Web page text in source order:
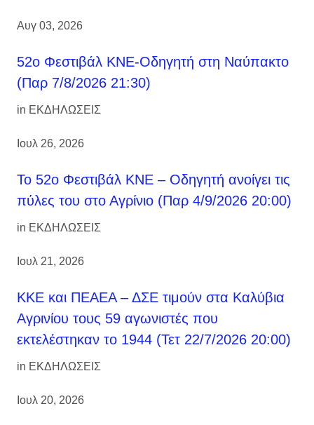
Αυγ 03, 2026
52ο Φεστιβάλ ΚΝΕ-Οδηγητή στη Ναύπακτο
(Παρ 7/8/2026 21:30)
in ΕΚΔΗΛΩΣΕΙΣ
Ιουλ 26, 2026
Το 52ο Φεστιβάλ ΚΝΕ – Οδηγητή ανοίγει τις
πύλες του στο Αγρίνιο (Παρ 4/9/2026 20:00)
in ΕΚΔΗΛΩΣΕΙΣ
Ιουλ 21, 2026
ΚΚΕ και ΠΕΑΕΑ – ΔΣΕ τιμούν στα Καλύβια
Αγρινίου τους 59 αγωνιστές που
εκτελέστηκαν το 1944 (Τετ 22/7/2026 20:00)
in ΕΚΔΗΛΩΣΕΙΣ
Ιουλ 20, 2026